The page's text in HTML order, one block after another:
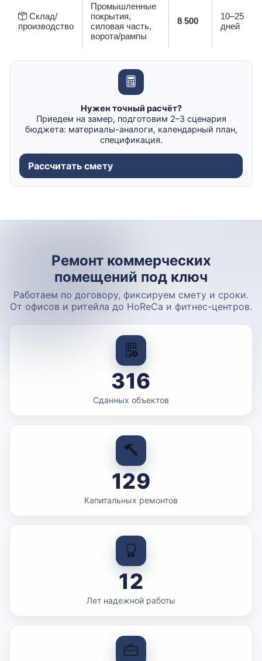
Склад/
производство
Промышленные
покрытия,
силовая часть,
ворота/рампы
8 500
10–25
дней
Нужен точный расчёт?
Приедем на замер, подготовим 2–3 сценария
бюджета: материалы-аналоги, календарный план,
спецификация.
Рассчитать смету
Ремонт коммерческих
помещений под ключ
Работаем по договору, фиксируем смету и сроки.
От офисов и ритейла до HoReCa и фитнес-центров.
316
Сданных объектов
129
Капитальных ремонтов
12
Лет надежной работы